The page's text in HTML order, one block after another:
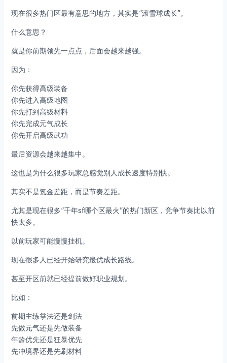
现在很多热门区最有意思的地方，其实是“滚雪球成长”。
什么意思？
就是你前期领先一点点，后面会越来越强。
因为：
你先获得高级装备
你先进入高级地图
你先打到高级材料
你先完成元气成长
你先开启高级武功
最后资源会越来越集中。
这也是为什么很多玩家总感觉别人成长速度特别快。
其实不是氪金差距，而是节奏差距。
尤其是现在很多“千年sf哪个区最火”的热门新区，竞争节奏比以前
快太多。
以前玩家可能慢慢挂机。
现在很多人已经开始研究最优成长路线。
甚至开区前就已经提前做好职业规划。
比如：
前期主练掌法还是剑法
先做元气还是先做装备
年龄优先还是狂暴优先
先冲境界还是先刷材料